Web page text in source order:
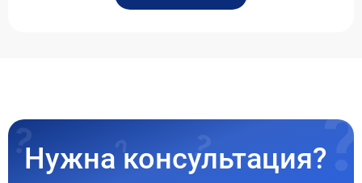
Нужна консультация?